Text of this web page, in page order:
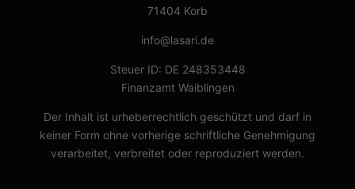
71404 Korb
info@lasari.de
Steuer ID: DE 248353448
Finanzamt Waiblingen
Der Inhalt ist urheberrechtlich geschützt und darf in
keiner Form ohne vorherige schriftliche Genehmigung
verarbeitet, verbreitet oder reproduziert werden.